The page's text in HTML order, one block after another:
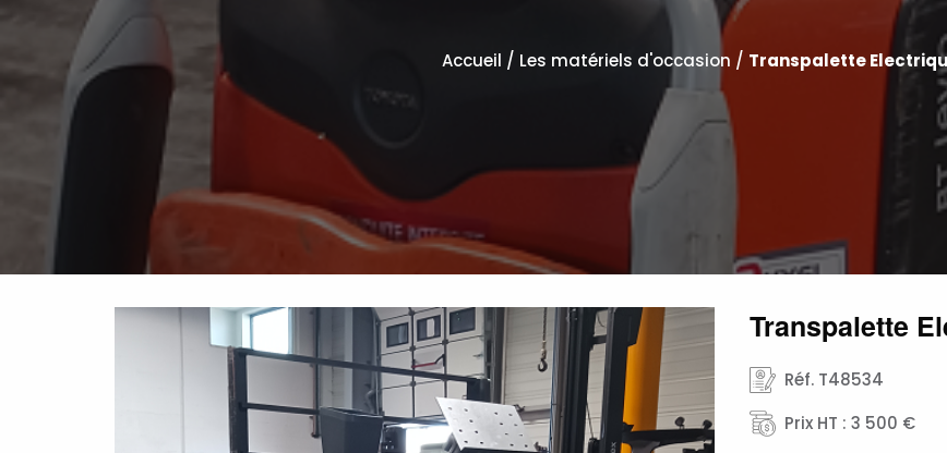
Accueil / Les matériels d'occasion / Transpalette
Transpalette
Réf. T48534
Prix HT : 3 500 €